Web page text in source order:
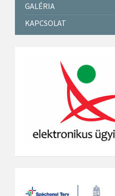
GALÉRIA
KAPCSOLAT